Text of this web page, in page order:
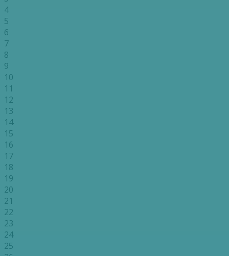
4
5
6
7
8
9
10
11
12
13
14
15
16
17
18
19
20
21
22
23
24
25